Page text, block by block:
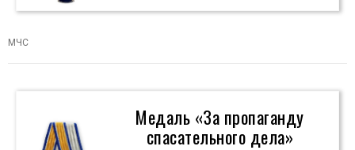
МЧС
Медаль «За пропаганду
спасательного дела»